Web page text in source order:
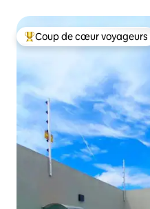
Coups de cœur voyageurs
Coup de cœur voyageurs